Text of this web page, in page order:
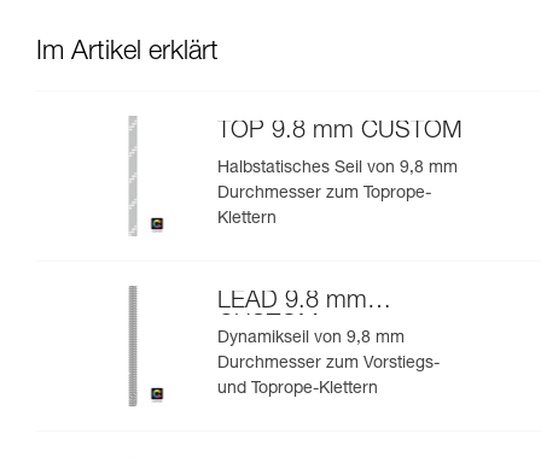
Im Artikel erklärt
TOP 9.8 mm CUSTOM
Halbstatisches Seil von 9,8 mm
Durchmesser zum Toprope-
Klettern
LEAD 9.8 mm
CUSTOM
Dynamikseil von 9,8 mm
Durchmesser zum Vorstiegs-
und Toprope-Klettern